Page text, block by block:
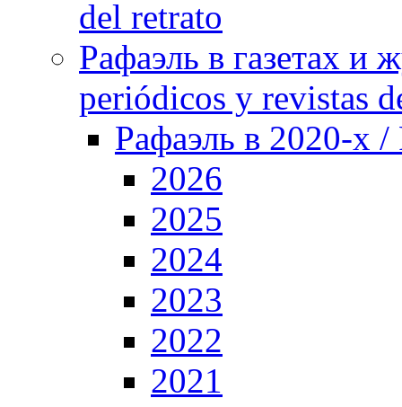
del retrato
Рафаэль в газетах и
periódicos y revistas
Рафаэль в 2020-х /
2026
2025
2024
2023
2022
2021